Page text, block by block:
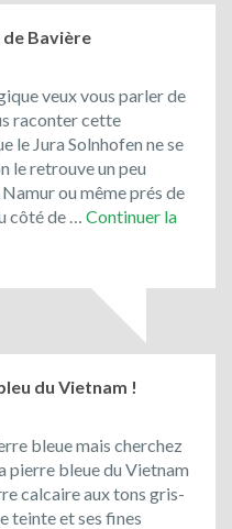
de Bavière
veux vous parler de
raconter cette
le Jura Solnhofen ne se
le retrouve un peu
ou même prés de
côté de … Continuer la
du Vietnam !
bleue mais cherchez
pierre bleue du Vietnam
calcaire aux tons gris-
teinte et ses fines